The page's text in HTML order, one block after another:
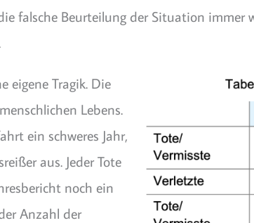
falsche Beurteilung der Situation immer
eigene Tragik. Die
Lebens.
ein schweres Jahr,
aus. Jeder Tote
noch ein
Anzahl der